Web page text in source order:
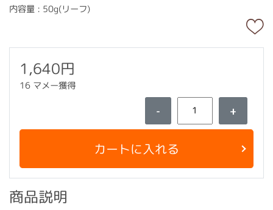
内容量 : 50g(リーフ)
1,640円
16 マメー獲得
- +
カートに入れる
商品説明